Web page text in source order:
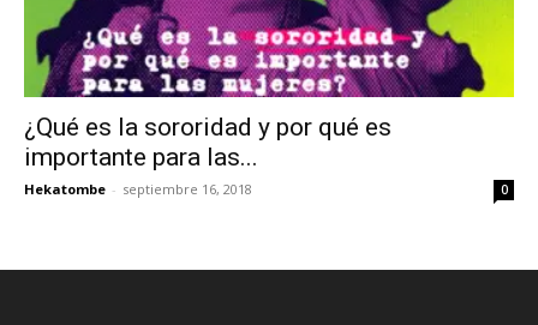
¿Qué es la sororidad y por qué es
importante para las...
Hekatombe - septiembre 16, 2018 0